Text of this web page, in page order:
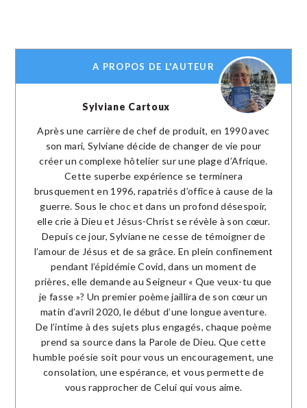
A PROPOS DE L'AUTEUR
Sylviane Cartoux
Après une carrière de chef de produit, en 1990 avec
son mari, Sylviane décide de changer de vie pour
créer un complexe hôtelier sur une plage d’Afrique.
Cette superbe expérience se terminera
brusquement en 1996, rapatriés d’office à cause de la
guerre. Sous le choc et dans un profond désespoir,
elle crie à Dieu et Jésus-Christ se révèle à son cœur.
Depuis ce jour, Sylviane ne cesse de témoigner de
l’amour de Jésus et de sa grâce. En plein confinement
pendant l’épidémie Covid, dans un moment de
prières, elle demande au Seigneur « Que veux-tu que
je fasse »? Un premier poème jaillira de son cœur un
matin d’avril 2020, le début d’une longue aventure.
De l’intime à des sujets plus engagés, chaque poème
prend sa source dans la Parole de Dieu. Que cette
humble poésie soit pour vous un encouragement, une
consolation, une espérance, et vous permette de
vous rapprocher de Celui qui vous aime.